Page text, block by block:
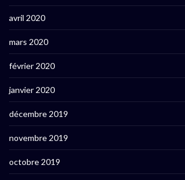
avril 2020
mars 2020
février 2020
janvier 2020
décembre 2019
novembre 2019
octobre 2019